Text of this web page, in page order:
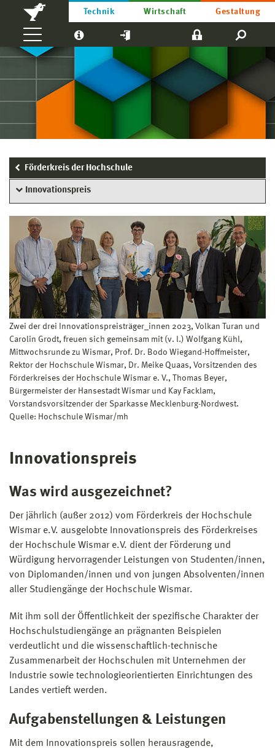
Technik Wirtschaft Gestaltung
Förderkreis der Hochschule
Innovationspreis
Zwei der drei Innovationspreisträger_innen 2023, Volkan Turan und
Carolin Grodt, freuen sich gemeinsam mit (v. l.) Wolfgang Kühl,
Mittwochsrunde zu Wismar, Prof. Dr. Bodo Wiegand-Hoffmeister,
Rektor der Hochschule Wismar, Dr. Meike Quaas, Vorsitzenden des
Förderkreises der Hochschule Wismar e. V., Thomas Beyer,
Bürgermeister der Hansestadt Wismar und Kay Facklam,
Vorstandsvorsitzender der Sparkasse Mecklenburg-Nordwest.
Quelle: Hochschule Wismar/mh
Innovationspreis
Was wird ausgezeichnet?
Der jährlich (außer 2012) vom Förderkreis der Hochschule
Wismar e.V. ausgelobte Innovationspreis des Förderkreises
der Hochschule Wismar e.V. dient der Förderung und
Würdigung hervorragender Leistungen von Studenten/innen,
von Diplomanden/innen und von jungen Absolventen/innen
aller Studiengänge der Hochschule Wismar.
Mit ihm soll der Öffentlichkeit der spezifische Charakter der
Hochschulstudiengänge an prägnanten Beispielen
verdeutlicht und die wissenschaftlich-technische
Zusammenarbeit der Hochschulen mit Unternehmen der
Industrie sowie technologieorientierten Einrichtungen des
Landes vertieft werden.
Aufgabenstellungen & Leistungen
Mit dem Innovationspreis sollen herausragende,